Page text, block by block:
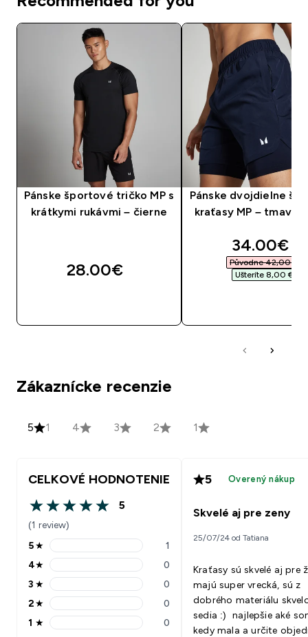
Pánske športové tričko MP s
krátkymi rukávmi – čierne
28.00€‎
Pánske dvojdielne
kraťasy MP –
34.00€‎
Původne 42,00 €‎
Ušteríte 8,00 €‎
Zákaznícke recenzie
5 1 4 3 2 1
CELKOVÉ HODNOTENIE
5 out of 5 stars
5
(1 review)
5 stars rating 1 reviews
5★ 1
4 stars rating 0 reviews
4★ 0
3 stars rating 0 reviews
3 ★ 0
2 stars rating 0 reviews
2★ 0
1 stars rating 0 reviews
1 ★ 0
5 Overený nákup
Skvelé aj pre zeny
25/07/24 od Tatiana
Kraťasy sú skvelé aj pre
majú super vrecká, sú z
dobrého materiálu
sedia :) najlepšie aké
kedy mala a určite